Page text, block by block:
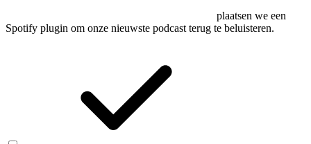
plaatsen we een
Spotify plugin om onze nieuwste podcast terug te beluisteren.